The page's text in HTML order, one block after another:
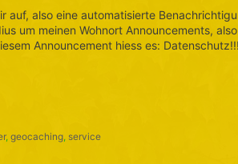
also eine automatisierte
um meinen Wohnort Announcements,
Announcement hiess es:
,geocaching, service